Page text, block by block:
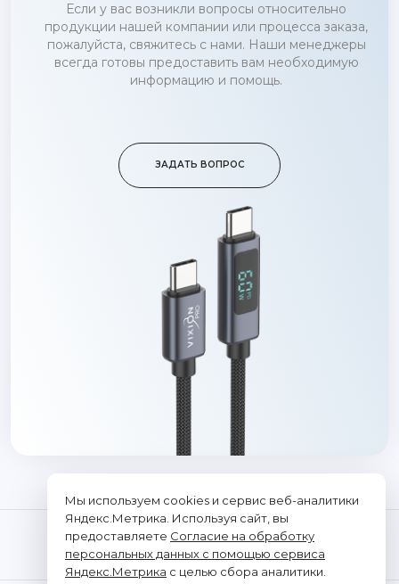
Если у вас возникли вопросы относительно
продукции нашей компании или процесса заказа,
пожалуйста, свяжитесь с нами. Наши менеджеры
всегда готовы предоставить вам необходимую
информацию и помощь.
ЗАДАТЬ ВОПРОС
Мы используем cookies и сервис веб-аналитики
Яндекс.Метрика. Используя сайт, вы
предоставляете Согласие на обработку
персональных данных с помощью сервиса
Яндекс.Метрика с целью сбора аналитики.